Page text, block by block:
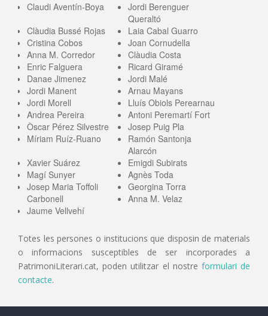
Claudi Aventín-Boya
Jordi Berenguer
Queraltó
Clàudia Bussé Rojas
Laia Cabal Guarro
Cristina Cobos
Joan Cornudella
Anna M. Corredor
Clàudia Costa
Enric Falguera
Ricard Giramé
Danae Jimenez
Jordi Malé
Jordi Manent
Arnau Mayans
Jordi Morell
Lluís Obiols Perearnau
Andrea Pereira
Antoni Peremartí Fort
Òscar Pérez Silvestre
Josep Puig Pla
Míriam Ruíz-Ruano
Ramón Santonja
Alarcón
Xavier Suárez
Emigdi Subirats
Magí Sunyer
Agnès Toda
Josep Maria Toffoli
Carbonell
Georgina Torra
Anna M. Velaz
Jaume Vellvehí
Totes les persones o institucions que disposin de materials
o informacions susceptibles de ser incorporades a
PatrimoniLiterari.cat, poden utilitzar el nostre formulari de
contacte.